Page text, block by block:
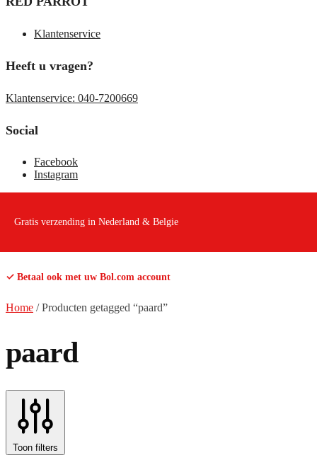
Klantenservice
Heeft u vragen?
Klantenservice: 040-7200669
Social
Facebook
Instagram
Gratis verzending in Nederland & Belgie
✓ Betaal ook met uw Bol.com account
Home /Producten getagged “paard”
paard
Toon filters